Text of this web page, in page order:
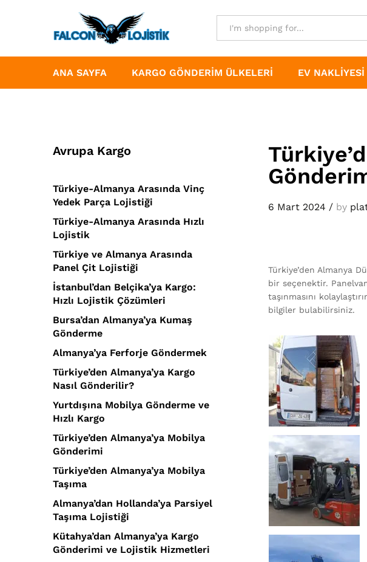
ANA SAYFA KARGO GÖNDERIM ÜLKELERI EV NAKLIYESI
6 Mart 2024 / by
Türkiye’den Almanya
bir seçenektir.
taşınmasını
bilgiler bulabilirsiniz.
Avrupa Kargo
Türkiye-Almanya Arasında Vinç
Yedek Parça Lojistiği
Türkiye-Almanya Arasında Hızlı
Lojistik
Türkiye ve Almanya Arasında
Panel Çit Lojistiği
İstanbul’dan Belçika’ya Kargo:
Hızlı Lojistik Çözümleri
Bursa’dan Almanya’ya Kumaş
Gönderme
Almanya’ya Ferforje Göndermek
Türkiye’den Almanya’ya Kargo
Nasıl Gönderilir?
Yurtdışına Mobilya Gönderme ve
Hızlı Kargo
Türkiye’den Almanya’ya Mobilya
Gönderimi
Türkiye’den Almanya’ya Mobilya
Taşıma
Almanya’dan Hollanda’ya Parsiyel
Taşıma Lojistiği
Kütahya’dan Almanya’ya Kargo
Gönderimi ve Lojistik Hizmetleri